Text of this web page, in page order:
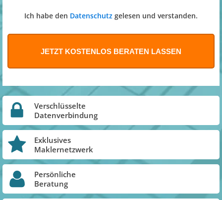
Ich habe den Datenschutz gelesen und verstanden.
Verschlüsselte
Datenverbindung
Exklusives
Maklernetzwerk
Persönliche
Beratung